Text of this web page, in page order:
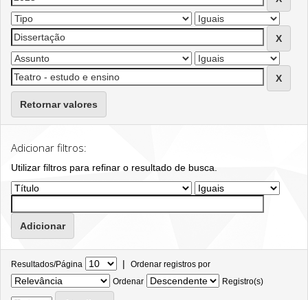
Retornar valores
Adicionar filtros:
Utilizar filtros para refinar o resultado de busca.
Resultados/Página | Ordenar registros por
Ordenar
Registro(s)